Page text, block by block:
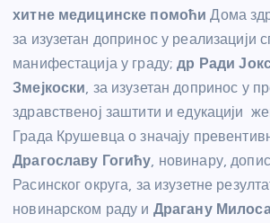
хитне медицинске помоћи Дома
за изузетан допринос у реализацији
манифестација у граду;др Ради
Змејкоски, за изузетан допринос у
здравственој заштити и едукацији
Града Крушевца о значају
Драгославу Гогићу, новинару,
Расинског округа, за изузетне
новинарском раду и Драгану